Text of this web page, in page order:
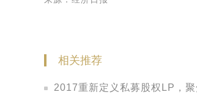
相关推荐
2017重新定义私募股权LP，